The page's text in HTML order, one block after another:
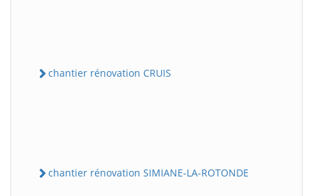
chantier rénovation CRUIS
chantier rénovation SIMIANE-LA-ROTONDE